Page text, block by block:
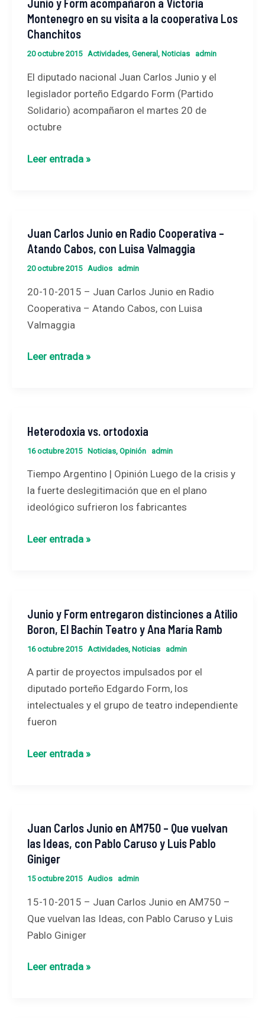
y
Luis
Pablo
Giniger
Junio y Form acompañaron a Victoria
Montenegro en su visita a la cooperativa Los
Chanchitos
20 octubre 2015 Actividades, General , Noticias admin
El diputado nacional Juan Carlos Junio y el
legislador porteño Edgardo Form (Partido
Solidario) acompañaron el martes 20 de
octubre
Junio
y
Form
acompañaron
Victoria
Montenegro
visita
Chanchitos
Leer entrada »
Juan Carlos Junio en Radio Cooperativa –
Atando Cabos, con Luisa Valmaggia
20 octubre 2015 Audios admin
20-10-2015 – Juan Carlos Junio en Radio
Cooperativa – Atando Cabos, con Luisa
Valmaggia
Juan
Carlos
Junio
Cooperativa
Atando
Leer entrada »
Heterodoxia vs. ortodoxia
16 octubre 2015 Noticias, Opinión admin
Tiempo Argentino | Opinión Luego de la crisis y
la fuerte deslegitimación que en el plano
ideológico sufrieron los fabricantes
Heterodoxia
vs.
Leer entrada »
Junio y Form entregaron distinciones a Atilio
Boron, El Bachín Teatro y Ana María Ramb
16 octubre 2015 Actividades, Noticias admin
A partir de proyectos impulsados por el
diputado porteño Edgardo Form, los
intelectuales y el grupo de teatro independiente
fueron
Junio
y
Form
distinciones
María
Ramb
Leer entrada »
Juan Carlos Junio en AM750 – Que vuelvan
las Ideas, con Pablo Caruso y Luis Pablo
Giniger
15 octubre 2015 Audios admin
15-10-2015 – Juan Carlos Junio en AM750 –
Que vuelvan las Ideas, con Pablo Caruso y Luis
Pablo Giniger
Juan
Carlos
Junio
en
las
Leer entrada »